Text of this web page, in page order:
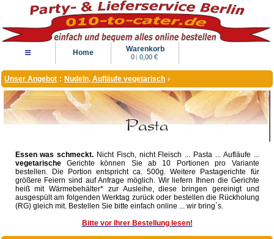
≡ Home Warenkorb
0 | 0,00 €
Unser Angebot : Nudeln, Aufläufe vegetarisch ›
Essen was schmeckt. Nicht Fisch, nicht Fleisch ... Pasta ... Aufläufe ...
vegetarischeGerichte können Sie ab 10 Portionen pro Variante
bestellen. Die Portion entspricht ca. 500g. Weitere Pastagerichte für
größere Feiern sind auf Anfrage möglich. Wir liefern Ihnen die Gerichte
heiß mit Wärmebehälter* zur Ausleihe, diese bringen gereinigt und
ausgespült am folgenden Werktag zurück oder bestellen die Rückholung
(RG) gleich mit. Bestellen Sie bitte einfach online ... wir bring`s.
Bitte vor Ihrer Bestellung lesen!